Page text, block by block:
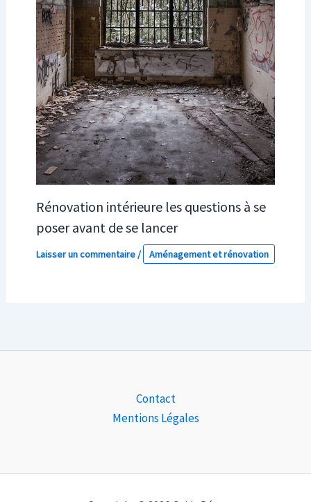
Rénovation intérieure les questions à se
poser avant de se lancer
Laisser un commentaire/ Aménagement et rénovation
Contact
Mentions Légales